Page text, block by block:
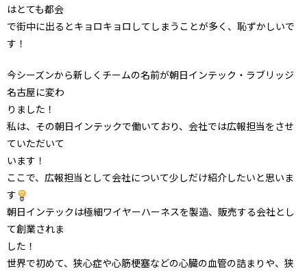
はとても都会
で街中に出るとキョロキョロしてしまうことが多く、恥ずかしいで
す！
今シーズンから新しくチームの名前が朝日インテック・ラブリッジ
名古屋に変わ
りました！
私は、その朝日インテックで働いており、会社では広報担当をさせ
ていただいて
います！
ここで、広報担当として会社について少しだけ紹介したいと思いま
す
朝日インテックは極細ワイヤーハーネスを製造、販売する会社とし
て創業されま
した！
世界で初めて、狭心症や心筋梗塞などの心臓の血管の詰まりや、狭